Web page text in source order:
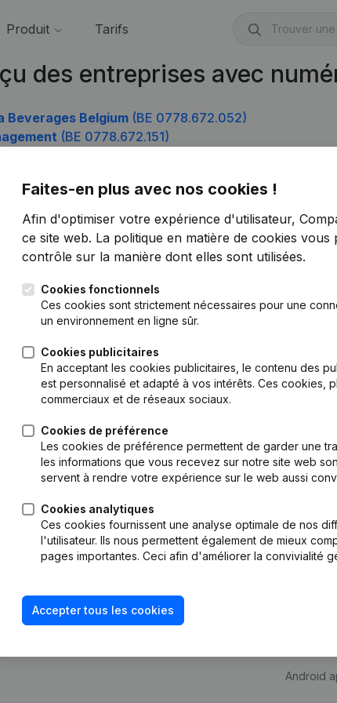
Produit Tarifs
des entreprises avec
Beverages Belgium (BE 0778.672.052)
(BE 0778.672.151)
Praet Huisarts
Faites-en plus avec nos cookies !
Afin d'optimiser votre expérience d'utilisateur,
ce site web. La politique en matière de cookies vous
contrôle sur la manière dont elles sont utilisées.
Cookies fonctionnels
Ces cookies sont strictement nécessaires pour une
un environnement en ligne sûr.
Cookies publicitaires
En acceptant les cookies publicitaires, le contenu des
est personnalisé et adapté à vos intérêts. Ces cookies,
commerciaux et de réseaux sociaux.
Cookies de préférence
Les cookies de préférence permettent de garder une
les informations que vous recevez sur notre site web
servent à rendre votre expérience sur le web aussi
Cookies analytiques
Ces cookies fournissent une analyse optimale de nos
l'utilisateur. Ils nous permettent également de mieux
pages importantes. Ceci afin d'améliorer la convivialité
Accepter tous les cookies
Français
Everest
248D,
Produit
Android